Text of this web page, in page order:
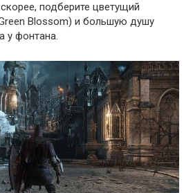
подберите цветущий
Blossom) и большую душу
у фонтана.